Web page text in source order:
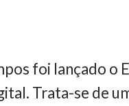
foi lançado
Trata-se de